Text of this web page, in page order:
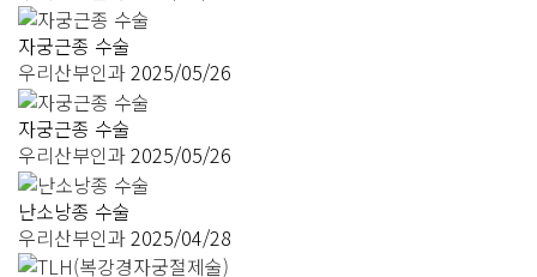
자궁근종 수술
우리산부인과2025/05/26
자궁근종 수술
우리산부인과2025/05/26
난소낭종 수술
우리산부인과2025/04/28